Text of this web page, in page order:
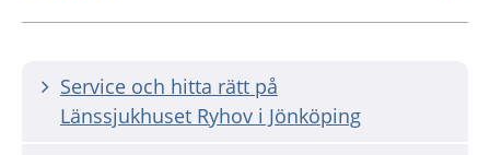
Service och hitta rätt på
Länssjukhuset Ryhov i Jönköping